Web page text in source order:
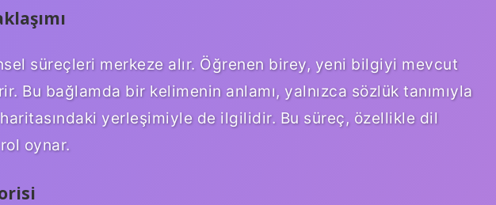
süreçleri merkeze alır. Öğrenen birey, yeni bilgiyi mevcut
Bu bağlamda bir kelimenin anlamı, yalnızca sözlük tanımıyla
yerleşimiyle de ilgilidir. Bu süreç, özellikle dil
oynar.